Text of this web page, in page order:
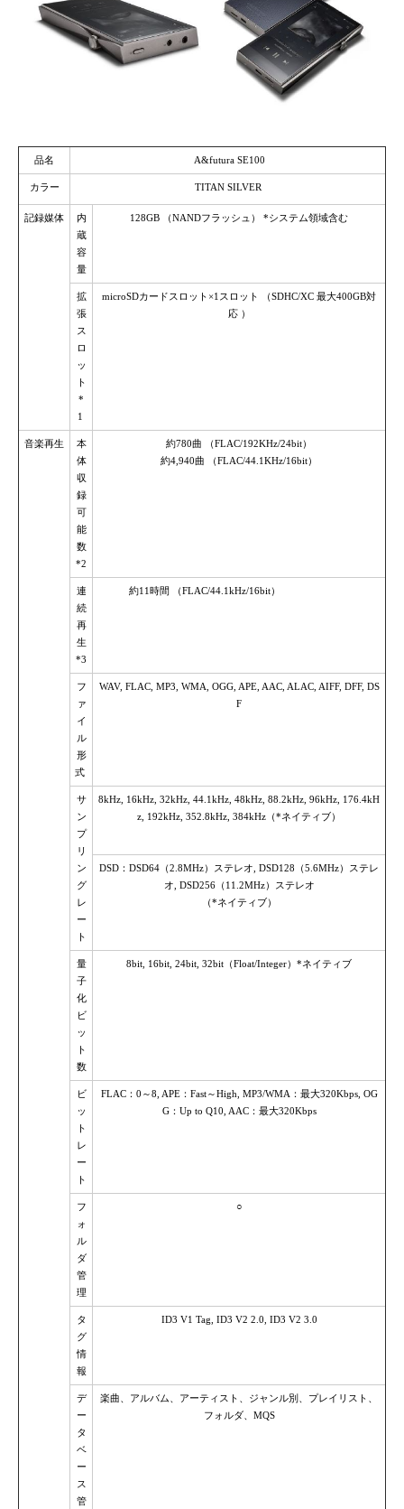
品名 A&futura SE100
カラー TITAN SILVER
記録媒体
内
蔵
容
量
128GB （NANDフラッシュ） *システム領域含む
拡
張
ス
ロ
ッ
ト
*
1
microSDカードスロット×1スロット （SDHC/XC 最大400GB対
応 ）
音楽再生
本
体
収
録
可
能
数
*2
約780曲 （FLAC/192KHz/24bit）
約4,940曲 （FLAC/44.1KHz/16bit）
連
続
再
生
*3
約11時間 （FLAC/44.1kHz/16bit）
フ
ァ
イ
ル
形
式
WAV, FLAC, MP3, WMA, OGG, APE, AAC, ALAC, AIFF, DFF, DS
F
サ
ン
プ
リ
ン
グ
レ
ー
ト
8kHz, 16kHz, 32kHz, 44.1kHz, 48kHz, 88.2kHz, 96kHz, 176.4kH
z, 192kHz, 352.8kHz, 384kHz（*ネイティブ）
DSD：DSD64（2.8MHz）ステレオ, DSD128（5.6MHz）ステレ
オ, DSD256（11.2MHz）ステレオ
（*ネイティブ）
量
子
化
ビ
ッ
ト
数
8bit, 16bit, 24bit, 32bit（Float/Integer）*ネイティブ
ビ
ッ
ト
レ
ー
ト
FLAC：0～8, APE：Fast～High, MP3/WMA：最大320Kbps, OG
G：Up to Q10, AAC：最大320Kbps
フ
ォ
ル
ダ
管
理
○
タ
グ
情
報
ID3 V1 Tag, ID3 V2 2.0, ID3 V2 3.0
デ
ー
タ
ベ
ー
ス
管
楽曲、アルバム、アーティスト、ジャンル別、プレイリスト、
フォルダ、MQS